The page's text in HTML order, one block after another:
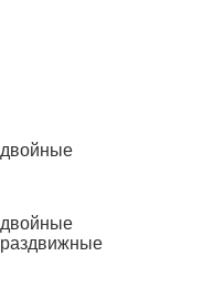
двойные
двойные
раздвижные